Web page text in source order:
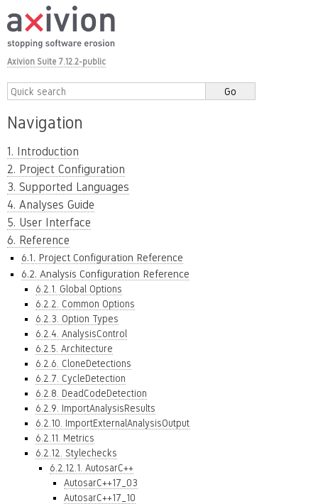
Axivion Suite 7.12.2-public
Navigation
1. Introduction
2. Project Configuration
3. Supported Languages
4. Analyses Guide
5. User Interface
6. Reference
6.1. Project Configuration Reference
6.2. Analysis Configuration Reference
6.2.1. Global Options
6.2.2. Common Options
6.2.3. Option Types
6.2.4. AnalysisControl
6.2.5. Architecture
6.2.6. CloneDetections
6.2.7. CycleDetection
6.2.8. DeadCodeDetection
6.2.9. ImportAnalysisResults
6.2.10. ImportExternalAnalysisOutput
6.2.11. Metrics
6.2.12. Stylechecks
6.2.12.1. AutosarC++
AutosarC++17_03
AutosarC++17_10